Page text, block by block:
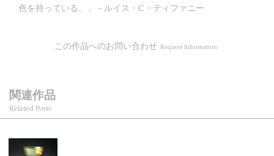
色を持っている。」－ルイス・C・ティファニー
この作品へのお問い合わせ Request Information
関連作品
Related Posts